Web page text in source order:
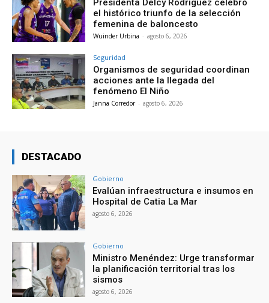
Presidenta Delcy Rodríguez celebró
el histórico triunfo de la selección
femenina de baloncesto
Wuinder Urbina - agosto 6, 2026
Seguridad
Organismos de seguridad coordinan
acciones ante la llegada del
fenómeno El Niño
Janna Corredor - agosto 6, 2026
DESTACADO
Gobierno
Evalúan infraestructura e insumos en
Hospital de Catia La Mar
agosto 6, 2026
Gobierno
Ministro Menéndez: Urge transformar
la planificación territorial tras los
sismos
agosto 6, 2026